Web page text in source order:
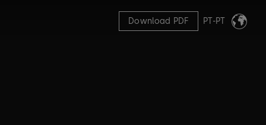
Download PDF PT-PT